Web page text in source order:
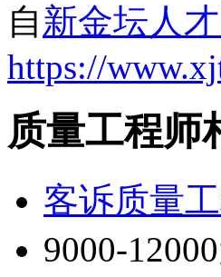
自新金坛人
https://
质量工程师
客诉质量
9000-